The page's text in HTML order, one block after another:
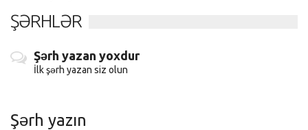
ŞƏRHLƏR
Şərh yazan yoxdur
İlk şərh yazan siz olun
Şərh yazın